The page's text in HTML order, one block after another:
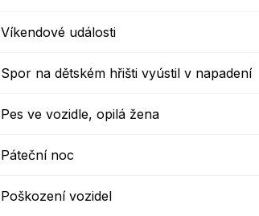
Víkendové události
Spor na dětském hřišti vyústil v napadení
Pes ve vozidle, opilá žena
Páteční noc
Poškození vozidel